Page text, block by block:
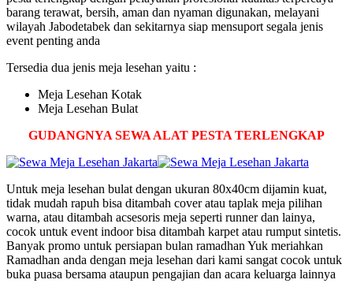
barang terawat, bersih, aman dan nyaman digunakan, melayani
wilayah Jabodetabek dan sekitarnya siap mensuport segala jenis
event penting anda
Tersedia dua jenis meja lesehan yaitu :
Meja Lesehan Kotak
Meja Lesehan Bulat
GUDANGNYA SEWA ALAT PESTA TERLENGKAP
Untuk meja lesehan bulat dengan ukuran 80x40cm dijamin kuat,
tidak mudah rapuh bisa ditambah cover atau taplak meja pilihan
warna, atau ditambah acsesoris meja seperti runner dan lainya,
cocok untuk event indoor bisa ditambah karpet atau rumput sintetis.
Banyak promo untuk persiapan bulan ramadhan Yuk meriahkan
Ramadhan anda dengan meja lesehan dari kami sangat cocok untuk
buka puasa bersama ataupun pengajian dan acara keluarga lainnya